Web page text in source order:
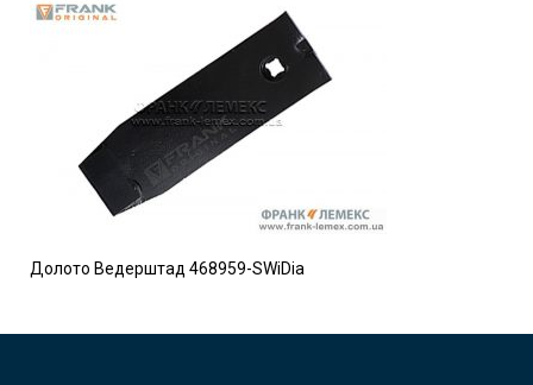
Долото Ведерштад 468959-SWiDia